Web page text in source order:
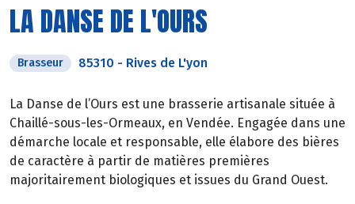
LA DANSE DE L'OURS
Brasseur 85310 - Rives de L'yon
La Danse de l’Ours est une brasserie artisanale située à
Chaillé-sous-les-Ormeaux, en Vendée. Engagée dans une
démarche locale et responsable, elle élabore des bières
de caractère à partir de matières premières
majoritairement biologiques et issues du Grand Ouest.